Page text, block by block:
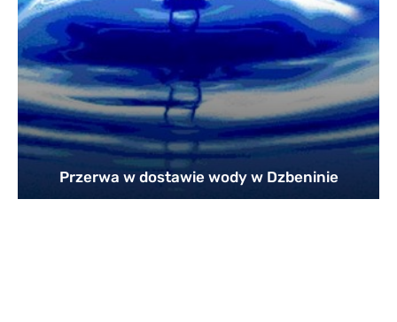
Przerwa w dostawie wody w Dzbeninie